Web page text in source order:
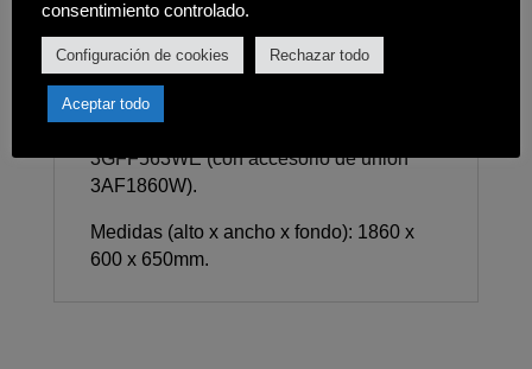
intercambiables.
Posibilidad de combinación en pareja:
3GFF563WE (con accesorio de unión
3AF1860W).
Medidas (alto x ancho x fondo): 1860 x
600 x 650mm.
consentimiento controlado.
Configuración de cookies Rechazar todo
Aceptar todo